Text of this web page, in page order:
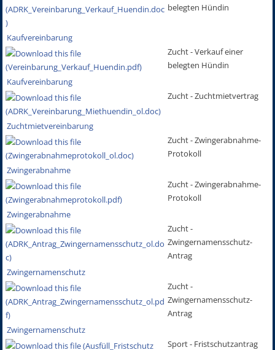
Kaufvereinbarung
belegten Hündin
Kaufvereinbarung
Zucht - Verkauf einer
belegten Hündin
Zuchtmietvereinbarung
Zucht - Zuchtmietvertrag
Zwingerabnahme
Zucht - Zwingerabnahme-
Protokoll
Zwingerabnahme
Zucht - Zwingerabnahme-
Protokoll
Zwingernamenschutz
Zucht -
Zwingernamensschutz-
Antrag
Zwingernamenschutz
Zucht -
Zwingernamensschutz-
Antrag
Sport - Fristschutzantrag